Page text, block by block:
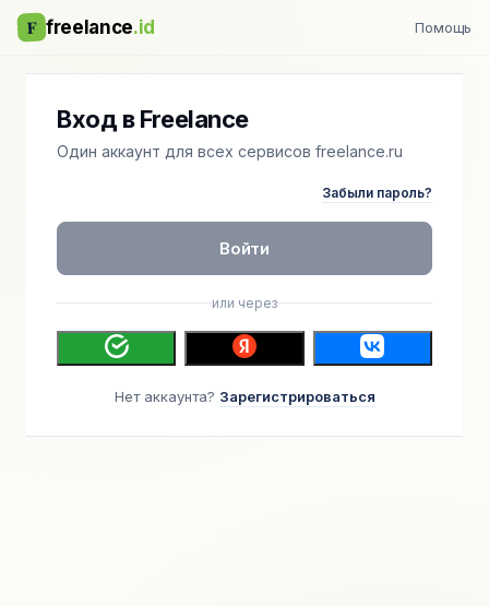
F freelance.id Помощь
Вход в Freelance
Один аккаунт для всех сервисов freelance.ru
Забыли пароль?
Войти
или через
Нет аккаунта? Зарегистрироваться